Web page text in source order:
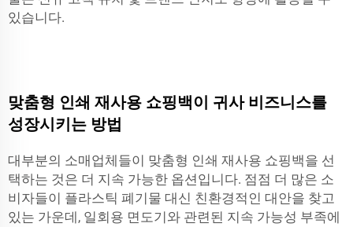
있습니다.
맞춤형 인쇄 재사용 쇼핑백이 귀사 비즈니스를
성장시키는 방법
대부분의 소매업체들이 맞춤형 인쇄 재사용 쇼핑백을 선
택하는 것은 더 지속 가능한 옵션입니다. 점점 더 많은 소
비자들이 플라스틱 폐기물 대신 친환경적인 대안을 찾고
있는 가운데, 일회용 면도기와 관련된 지속 가능성 부족에